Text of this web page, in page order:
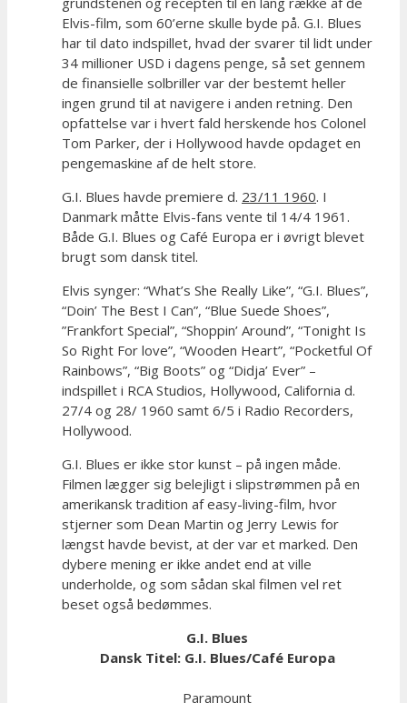
Elvis-film, som 60’erne skulle byde på. G.I. Blues
har til dato indspillet, hvad der svarer til lidt under
34 millioner USD i dagens penge, så set gennem
de finansielle solbriller var der bestemt heller
ingen grund til at navigere i anden retning. Den
opfattelse var i hvert fald herskende hos Colonel
Tom Parker, der i Hollywood havde opdaget en
pengemaskine af de helt store.
G.I. Blues havde premiere d. 23/11 1960. I
Danmark måtte Elvis-fans vente til 14/4 1961.
Både G.I. Blues og Café Europa er i øvrigt blevet
brugt som dansk titel.
Elvis synger: “What’s She Really Like”, “G.I. Blues”,
“Doin’ The Best I Can”, “Blue Suede Shoes”,
”Frankfort Special”, “Shoppin’ Around”, “Tonight Is
So Right For love”, “Wooden Heart”, “Pocketful Of
Rainbows”, “Big Boots” og “Didja’ Ever” –
indspillet i RCA Studios, Hollywood, California d.
27/4 og 28/ 1960 samt 6/5 i Radio Recorders,
Hollywood.
G.I. Blues er ikke stor kunst – på ingen måde.
Filmen lægger sig belejligt i slipstrømmen på en
amerikansk tradition af easy-living-film, hvor
stjerner som Dean Martin og Jerry Lewis for
længst havde bevist, at der var et marked. Den
dybere mening er ikke andet end at ville
underholde, og som sådan skal filmen vel ret
beset også bedømmes.
G.I. Blues
Dansk Titel: G.I. Blues/Café Europa
Paramount